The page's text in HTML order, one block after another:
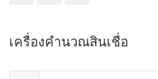
เครื่องคำนวณสินเชื่อ